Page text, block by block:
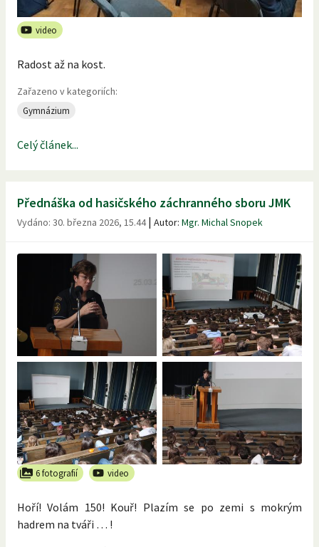
video
Radost až na kost.
Zařazeno v kategoriích:
Gymnázium
Celý článek...
Přednáška od hasičského záchranného sboru JMK
Vydáno: 30. března 2026, 15.44| Autor: Mgr. Michal Snopek
6 fotografií video
Hoří! Volám 150! Kouř! Plazím se po zemi s mokrým
hadrem na tváři … !